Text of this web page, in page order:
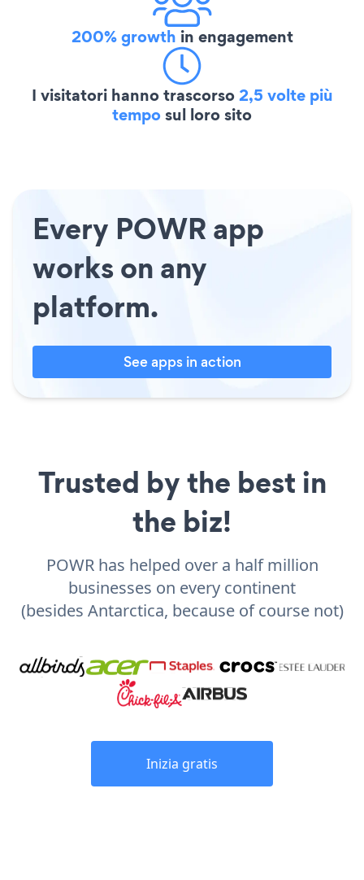
200% growth in engagement
I visitatori hanno trascorso2,5 volte più
temposul loro sito
Every POWR app
works on any
platform.
See apps in action
Trusted by the best in
the biz!
POWR has helped over a half million
businesses on every continent
(besides Antarctica, because of course not)
Inizia gratis